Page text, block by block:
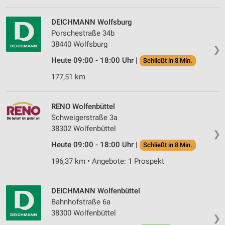
❯
DEICHMANN Wolfsburg
Porschestraße 34b
38440 Wolfsburg
Heute 09:00 - 18:00 Uhr |
Schließt in 8 Min.
177,51 km
❯
RENO Wolfenbüttel
Schweigerstraße 3a
38302 Wolfenbüttel
Heute 09:00 - 18:00 Uhr |
Schließt in 8 Min.
196,37 km • Angebote: 1 Prospekt
❯
DEICHMANN Wolfenbüttel
Bahnhofstraße 6a
38300 Wolfenbüttel
personalisierter Werbung
Erstellung von Profilen zur Personalisierung
von Inhalten
Verwendung von Profilen zur Auswahl
personalisierter Inhalte
Messung der Performance von Inhalten
Kombinationen von Daten aus verschiedenen
Verwendung reduzierter Daten zur Auswahl von
Inhalten
IAB-Besonderheiten: